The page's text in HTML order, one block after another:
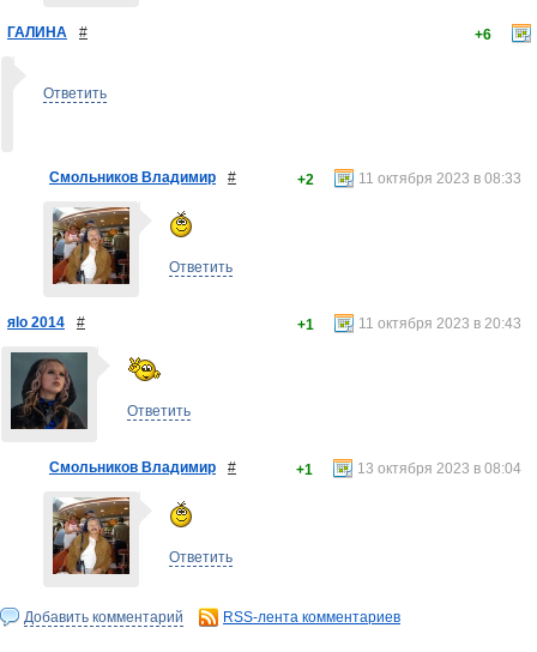
ГАЛИНА # +6
Ответить
Смольников Владимир # 11 октября 2023 в 08:33
+2
Ответить
яlo 2014 # 11 октября 2023 в 20:43
+1
Ответить
Смольников Владимир # 13 октября 2023 в 08:04
+1
Ответить
Добавить комментарий RSS-лента комментариев